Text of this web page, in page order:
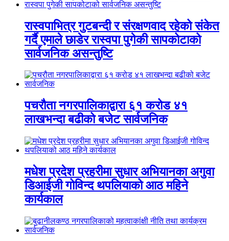
रास्वपाभित्र गुटबन्दी र संरक्षणवाद रहेको संकेत
गर्दै एमाले छाडेर रास्वपा पुगेकी सापकोटाको
सार्वजनिक असन्तुष्टि
पचरौता नगरपालिकाद्वारा ६१ करोड ४१
लाखभन्दा बढीको बजेट सार्वजनिक
मधेश प्रदेश प्रहरीमा सुधार अभियानका अगुवा
डिआईजी गोविन्द थपलियाको आठ महिने
कार्यकाल